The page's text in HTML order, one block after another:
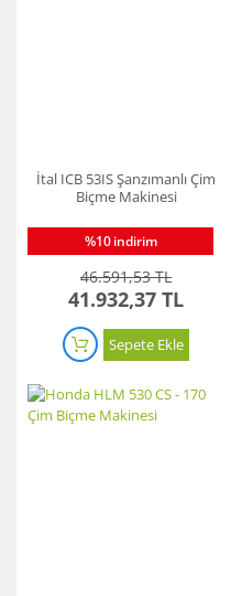
İtal ICB 53IS Şanzımanlı Çim
Biçme Makinesi
%10 indirim
46.591,53 TL
41.932,37 TL
Sepete Ekle